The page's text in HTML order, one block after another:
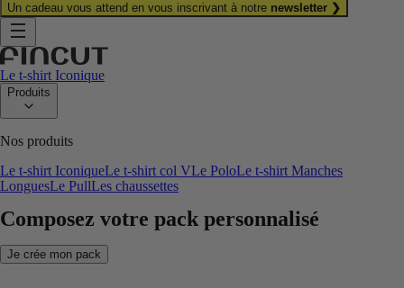
Un cadeau vous attend en vous inscrivant à notre newsletter ❯
Le t-shirt Iconique
Produits
Nos produits
Le t-shirt IconiqueLe t-shirt col VLe PoloLe t-shirt Manches
LonguesLe PullLes chaussettes
Composez votre pack personnalisé
Je crée mon pack